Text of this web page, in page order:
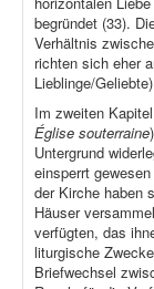
begründet (33).
Verhältnis
richten sich eher
Lieblinge/
Im zweiten
Église souterraine
Untergrund
einsperrt
der Kirche haben
Häuser
verfügten, das
liturgische
Briefwechsel